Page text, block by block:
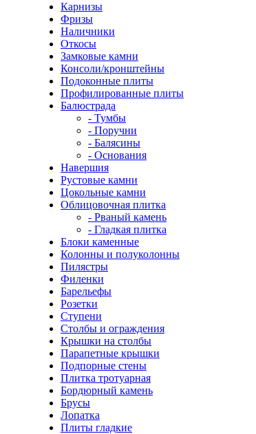
Карнизы
Фризы
Наличники
Откосы
Замковые камни
Консоли/кронштейны
Подоконные плиты
Профилированные плиты
Балюстрада
- Тумбы
- Поручни
- Балясины
- Основания
Навершия
Рустовые камни
Цокольные камни
Облицовочная плитка
- Рваный камень
- Гладкая плитка
Блоки каменные
Колонны и полуколонны
Пилястры
Филенки
Барельефы
Розетки
Ступени
Столбы и ограждения
Крышки на столбы
Парапетные крышки
Подпорные стены
Плитка тротуарная
Бордюрный камень
Брусы
Лопатка
Плиты гладкие